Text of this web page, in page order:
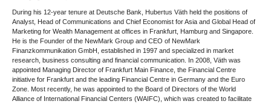
During his 12-year tenure at Deutsche Bank, Hubertus Väth held the positions of
Analyst, Head of Communications and Chief Economist for Asia and Global Head of
Marketing for Wealth Management at offices in Frankfurt, Hamburg and Singapore.
He is the Founder of the NewMark Group and CEO of NewMark
Finanzkommunikation GmbH, established in 1997 and specialized in market
research, business consulting and financial communication. In 2008, Väth was
appointed Managing Director of Frankfurt Main Finance, the Financial Centre
initiative for Frankfurt and the leading Financial Centre in Germany and the Euro
Zone. Most recently, he was appointed to the Board of Directors of the World
Alliance of International Financial Centers (WAIFC), which was created to facilitate